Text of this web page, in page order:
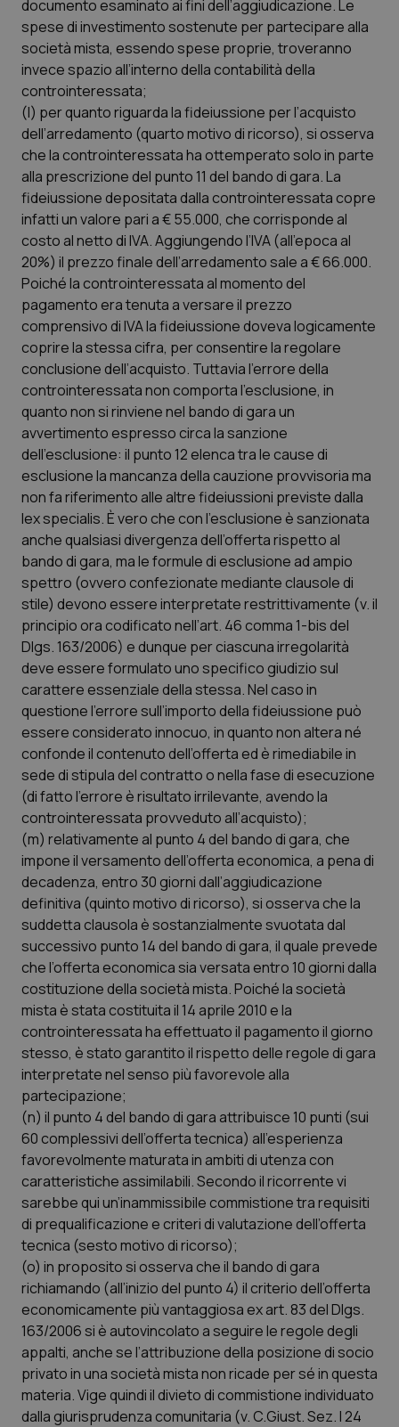
documento esaminato ai fini dell’aggiudicazione. Le
spese di investimento sostenute per partecipare alla
società mista, essendo spese proprie, troveranno
invece spazio all’interno della contabilità della
controinteressata;
(l) per quanto riguarda la fideiussione per l’acquisto
dell’arredamento (quarto motivo di ricorso), si osserva
che la controinteressata ha ottemperato solo in parte
alla prescrizione del punto 11 del bando di gara. La
fideiussione depositata dalla controinteressata copre
infatti un valore pari a € 55.000, che corrisponde al
costo al netto di IVA. Aggiungendo l’IVA (all’epoca al
20%) il prezzo finale dell’arredamento sale a € 66.000.
Poiché la controinteressata al momento del
pagamento era tenuta a versare il prezzo
comprensivo di IVA la fideiussione doveva logicamente
coprire la stessa cifra, per consentire la regolare
conclusione dell’acquisto. Tuttavia l’errore della
controinteressata non comporta l’esclusione, in
quanto non si rinviene nel bando di gara un
avvertimento espresso circa la sanzione
dell’esclusione: il punto 12 elenca tra le cause di
esclusione la mancanza della cauzione provvisoria ma
non fa riferimento alle altre fideiussioni previste dalla
lex specialis. È vero che con l’esclusione è sanzionata
anche qualsiasi divergenza dell’offerta rispetto al
bando di gara, ma le formule di esclusione ad ampio
spettro (ovvero confezionate mediante clausole di
stile) devono essere interpretate restrittivamente (v. il
principio ora codificato nell’art. 46 comma 1-bis del
Dlgs. 163/2006) e dunque per ciascuna irregolarità
deve essere formulato uno specifico giudizio sul
carattere essenziale della stessa. Nel caso in
questione l’errore sull’importo della fideiussione può
essere considerato innocuo, in quanto non altera né
confonde il contenuto dell’offerta ed è rimediabile in
sede di stipula del contratto o nella fase di esecuzione
(di fatto l’errore è risultato irrilevante, avendo la
controinteressata provveduto all’acquisto);
(m) relativamente al punto 4 del bando di gara, che
impone il versamento dell’offerta economica, a pena di
decadenza, entro 30 giorni dall’aggiudicazione
definitiva (quinto motivo di ricorso), si osserva che la
suddetta clausola è sostanzialmente svuotata dal
successivo punto 14 del bando di gara, il quale prevede
che l’offerta economica sia versata entro 10 giorni dalla
costituzione della società mista. Poiché la società
mista è stata costituita il 14 aprile 2010 e la
controinteressata ha effettuato il pagamento il giorno
stesso, è stato garantito il rispetto delle regole di gara
interpretate nel senso più favorevole alla
partecipazione;
(n) il punto 4 del bando di gara attribuisce 10 punti (sui
60 complessivi dell’offerta tecnica) all’esperienza
favorevolmente maturata in ambiti di utenza con
caratteristiche assimilabili. Secondo il ricorrente vi
sarebbe qui un’inammissibile commistione tra requisiti
di prequalificazione e criteri di valutazione dell’offerta
tecnica (sesto motivo di ricorso);
(o) in proposito si osserva che il bando di gara
richiamando (all’inizio del punto 4) il criterio dell’offerta
economicamente più vantaggiosa ex art. 83 del Dlgs.
163/2006 si è autovincolato a seguire le regole degli
appalti, anche se l’attribuzione della posizione di socio
privato in una società mista non ricade per sé in questa
materia. Vige quindi il divieto di commistione individuato
dalla giurisprudenza comunitaria (v. C.Giust. Sez. I 24